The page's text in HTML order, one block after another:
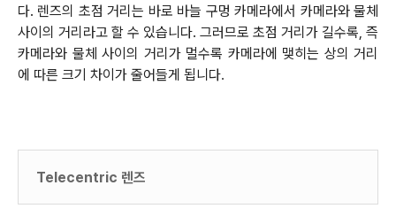
다. 렌즈의 초점 거리는 바로 바늘 구멍 카메라에서 카메라와 물체
사이의 거리라고 할 수 있습니다. 그러므로 초점 거리가 길수록, 즉
카메라와 물체 사이의 거리가 멀수록 카메라에 맺히는 상의 거리
에 따른 크기 차이가 줄어들게 됩니다.
Telecentric 렌즈